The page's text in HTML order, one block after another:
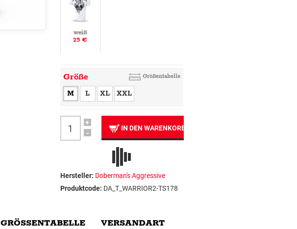
weiß
25 €
Größe Größentabelle
M L XL XXL
+
-
IN DEN WARENKORB
Hersteller: Doberman's Aggressive
Produktcode: DA_T_WARRIOR2-TS178
GRÖSSENTABELLE VERSANDART